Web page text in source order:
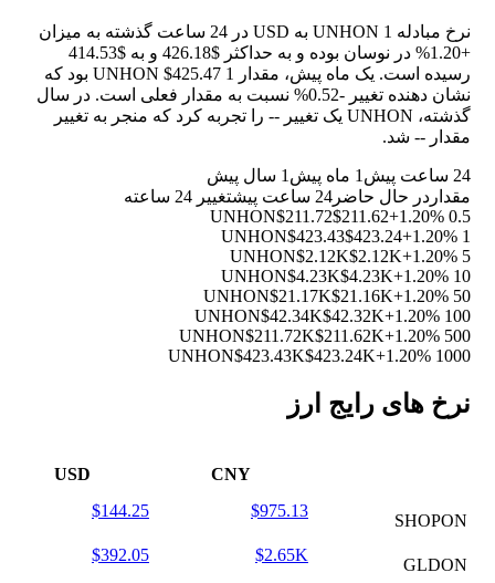
نرخ مبادله 1 UNHON به USD در 24 ساعت گذشته به میزان
+1.20%
در نوسان بوده و به حداکثر $426.18 و به $414.53
رسیده است. یک ماه پیش، مقدار 1 UNHON $425.47 بود که
نشان دهنده تغییر -0.52%
نسبت به مقدار فعلی است. در سال
گذشته، UNHON یک تغییر
-- را تجربه کرد که منجر به تغییر
مقدار -- شد.
24 ساعت پیش 1 ماه پیش
1 سال پیش
مقدار در حال حاضر 24 ساعت پیش
تغییر 24 ساعته
0.5 UNHON
$211.72$211.62+1.20%
1 UNHON
$423.43$423.24+1.20%
5 UNHON
$2.12K$2.12K+1.20%
10 UNHON
$4.23K$4.23K+1.20%
50 UNHON
$21.17K$21.16K+1.20%
100 UNHON
$42.34K$42.32K+1.20%
500 UNHON
$211.72K$211.62K+1.20%
1000 UNHON
$423.43K$423.24K+1.20%
نرخ های رایج ارز
CNY
USD
SHOPON
$975.13
$144.25
GLDON
$2.65K
$392.05